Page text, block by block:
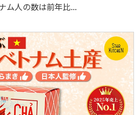
ム人の数は前年比...